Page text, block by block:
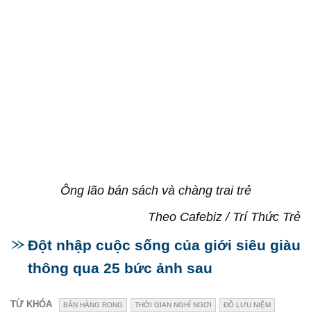
Ông lão bán sách và chàng trai trẻ
Theo Cafebiz / Trí Thức Trẻ
Đột nhập cuộc sống của giới siêu giàu
thông qua 25 bức ảnh sau
TỪ KHÓA BÁN HÀNG RONG THỜI GIAN NGHỈ NGƠI ĐỒ LƯU NIỆM